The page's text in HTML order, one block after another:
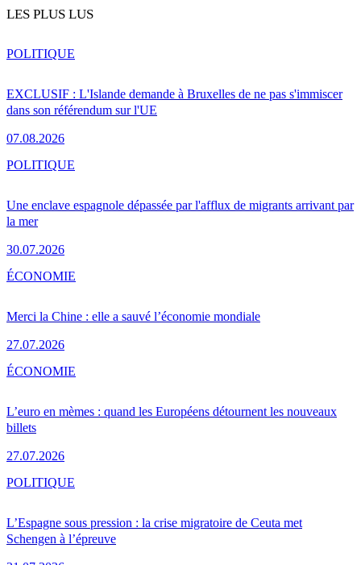
LES PLUS LUS
EXCLUSIF : L'Islande demande à Bruxelles de ne pas s'immiscer
dans son référendum sur l'UE
07.08.2026
POLITIQUE
Une enclave espagnole dépassée par l'afflux de migrants arrivant par
la mer
30.07.2026
POLITIQUE
Merci la Chine : elle a sauvé l’économie mondiale
27.07.2026
ÉCONOMIE
L’euro en mèmes : quand les Européens détournent les nouveaux
billets
27.07.2026
ÉCONOMIE
L’Espagne sous pression : la crise migratoire de Ceuta met
Schengen à l’épreuve
POLITIQUE